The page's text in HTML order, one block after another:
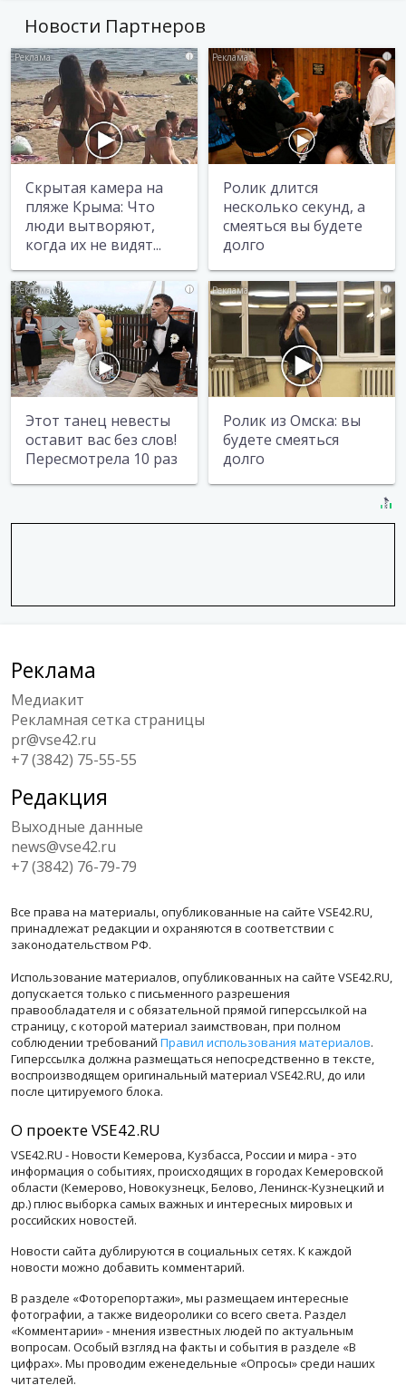
Новости Партнеров
i
Скрытая камера на
пляже Крыма: Что
люди вытворяют,
когда их не видят...
i
Ролик длится
несколько секунд, а
смеяться вы будете
долго
i
Этот танец невесты
оставит вас без слов!
Пересмотрела 10 раз
i
Ролик из Омска: вы
будете смеяться
долго
Реклама
Медиакит
Рекламная сетка страницы
pr@vse42.ru
+7 (3842) 75-55-55
Редакция
Выходные данные
news@vse42.ru
+7 (3842) 76-79-79
Все права на материалы, опубликованные на сайте VSE42.RU,
принадлежат редакции и охраняются в соответствии с
законодательством РФ.
Использование материалов, опубликованных на сайте VSE42.RU,
допускается только с письменного разрешения
правообладателя и с обязательной прямой гиперссылкой на
страницу, с которой материал заимствован, при полном
соблюдении требований Правил использования материалов.
Гиперссылка должна размещаться непосредственно в тексте,
воспроизводящем оригинальный материал VSE42.RU, до или
после цитируемого блока.
О проекте VSE42.RU
VSE42.RU - Новости Кемерова, Кузбасса, России и мира - это
информация о событиях, происходящих в городах Кемеровской
области (Кемерово, Новокузнецк, Белово, Ленинск-Кузнецкий и
др.) плюс выборка самых важных и интересных мировых и
российских новостей.
Новости сайта дублируются в социальных сетях. К каждой
новости можно добавить комментарий.
В разделе «Фоторепортажи», мы размещаем интересные
фотографии, а также видеоролики со всего света. Раздел
«Комментарии» - мнения известных людей по актуальным
вопросам. Особый взгляд на факты и события в разделе «В
цифрах». Мы проводим еженедельные «Опросы» среди наших
читателей.